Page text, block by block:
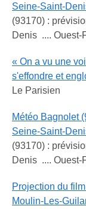
Seine-Saint-
(93170) :
Denis .... Ouest-
« On a vu une
s'effondre et
Le Parisien
Météo Bagnolet
Seine-Saint-
(93170) :
Denis .... Ouest-
Projection du
Moulin-Les-